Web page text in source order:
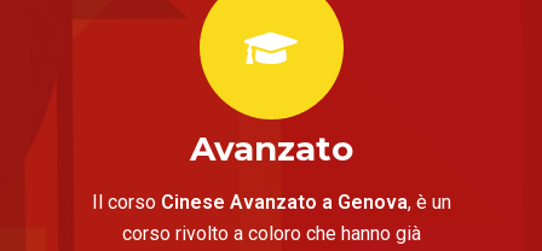
Avanzato
Il corso Cinese Avanzato a Genova, è un
corso rivolto a coloro che hanno già